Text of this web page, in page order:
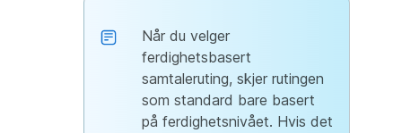
Når du velger
ferdighetsbasert
samtaleruting, skjer rutingen
som standard bare basert
på ferdighetsnivået. Hvis det